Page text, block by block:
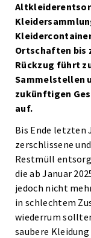
Ortschaften bis
Rückzug führt
Sammelstellen
zukünftigen
auf.
Bis Ende
zerschlissene
Restmüll
die ab Januar
jedoch nicht
in schlechtem
wiederrum
saubere